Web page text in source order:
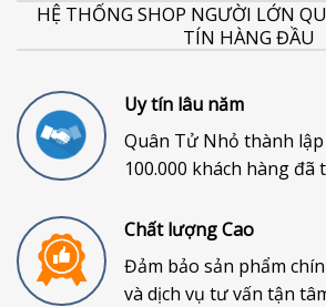
HỆ THỐNG SHOP NGƯỜI LỚN
TÍN HÀNG ĐẦU
Uy tín lâu năm
Quân Tử Nhỏ thành
100.000 khách hàng
Chất lượng Cao
Đảm bảo sản phẩm
và dịch vụ tư vấn tận